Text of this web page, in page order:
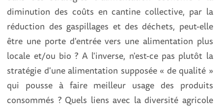
diminution des coûts en cantine collective, par la
réduction des gaspillages et des déchets, peut-elle
être une porte d'entrée vers une alimentation plus
locale et/ou bio ? A l'inverse, n'est-ce pas plutôt la
stratégie d'une alimentation supposée « de qualité »
qui pousse à faire meilleur usage des produits
consommés ? Quels liens avec la diversité agricole